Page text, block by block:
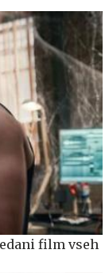
film vseh